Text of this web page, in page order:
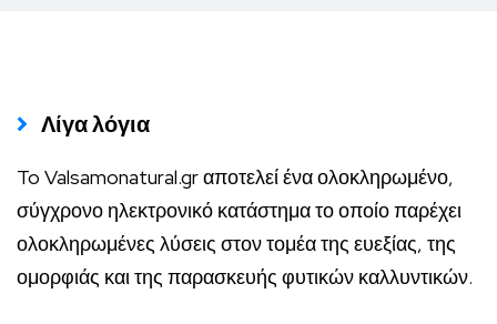
Λίγα λόγια
To Valsamonatural.gr αποτελεί ένα ολοκληρωμένο,
σύγχρονο ηλεκτρονικό κατάστημα το οποίο παρέχει
ολοκληρωμένες λύσεις στον τομέα της ευεξίας, της
ομορφιάς και της παρασκευής φυτικών καλλυντικών.